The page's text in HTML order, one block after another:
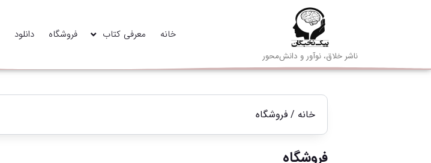
ناشر خلاق، نوآور و دانش‌محور
خانه معرفی کتاب فروشگاه دانلود
خانه / فروشگاه
فروشگاه